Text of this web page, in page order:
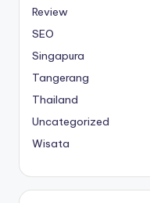
Review
SEO
Singapura
Tangerang
Thailand
Uncategorized
Wisata